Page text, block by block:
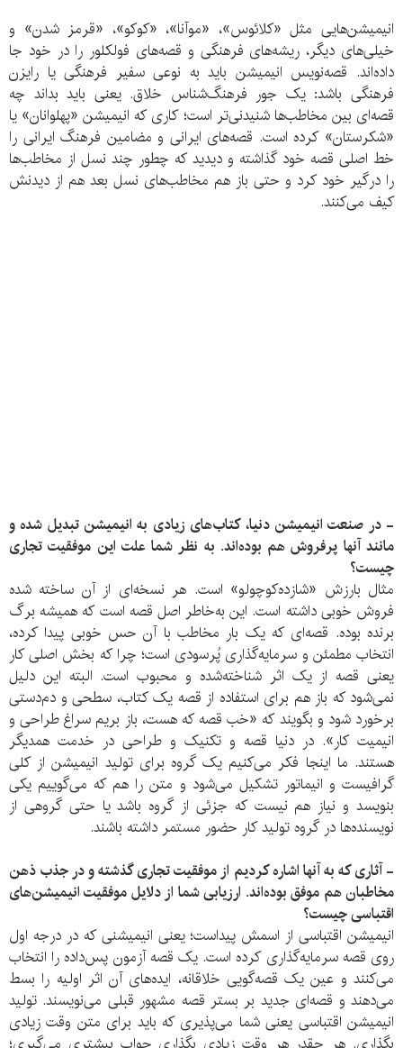
انیمیشن‌هایی مثل «کلائوس»، «موآنا»، «کوکو»، «قرمز شدن» و
خیلی‌های دیگر، ریشه‌های فرهنگی و قصه‌های فولکلور را در خود جا
داده‌اند. قصه‌نویس انیمیشن باید به نوعی سفیر فرهنگی یا رایزن
فرهنگی باشد: یک جور فرهنگ‌شناس خلاق. یعنی باید بداند چه
قصه‌ای بین مخاطب‌ها شنیدنی‌تر است؛ کاری که انیمیشن «پهلوانان» یا
«شکرستان» کرده است. قصه‌های ایرانی و مضامین فرهنگ ایرانی را
خط اصلی قصه خود گذاشته و دیدید که چطور چند نسل از مخاطب‌ها
را درگیر خود کرد و حتی باز هم مخاطب‌های نسل بعد هم از دیدنش
کیف می‌کنند.
- در صنعت انیمیشن دنیا، کتاب‌های زیادی به انیمیشن تبدیل شده و
مانند آنها پرفروش هم بوده‌اند. به نظر شما علت این موفقیت تجاری
چیست؟
مثال بارزش «شازده‌کوچولو» است. هر نسخه‌ای از آن ساخته شده
فروش خوبی داشته است. این به‌خاطر اصل قصه است که همیشه برگ
برنده بوده. قصه‌ای که یک بار مخاطب با آن حس خوبی پیدا کرده،
انتخاب مطمئن و سرمایه‌گذاری پُرسودی است؛ چرا که بخش اصلی کار
یعنی قصه از یک اثر شناخته‌شده و محبوب است. البته این دلیل
نمی‌شود که باز هم برای استفاده از قصه یک کتاب، سطحی و دم‌دستی
برخورد شود و بگویند که «خب قصه که هست، باز بریم سراغ طراحی و
انیمیت کار». در دنیا قصه و تکنیک و طراحی در خدمت همدیگر
هستند. ما اینجا فکر می‌کنیم یک گروه برای تولید انیمیشن از کلی
گرافیست و انیماتور تشکیل می‌شود و متن را هم که می‌گوییم یکی
بنویسد و نیاز هم نیست که جزئی از گروه باشد یا حتی گروهی از
نویسنده‌ها در گروه تولید کار حضور مستمر داشته باشند.
- آثاری که به آنها اشاره کردیم از موفقیت تجاری گذشته و در جذب ذهن
مخاطبان هم موفق بوده‌اند. ارزیابی شما از دلایل موفقیت انیمیشن‌های
اقتباسی چیست؟
انیمیشن اقتباسی از اسمش پیداست؛ یعنی انیمیشنی که در درجه اول
روی قصه سرمایه‌گذاری کرده است. یک قصه آزمون پس‌داده را انتخاب
می‌کنند و عین یک قصه‌گویی خلاقانه، ایده‌های آن اثر اولیه را بسط
می‌دهند و قصه‌ای جدید بر بستر قصه مشهور قبلی می‌نویسند. تولید
انیمیشن اقتباسی یعنی شما می‌پذیری که باید برای متن وقت زیادی